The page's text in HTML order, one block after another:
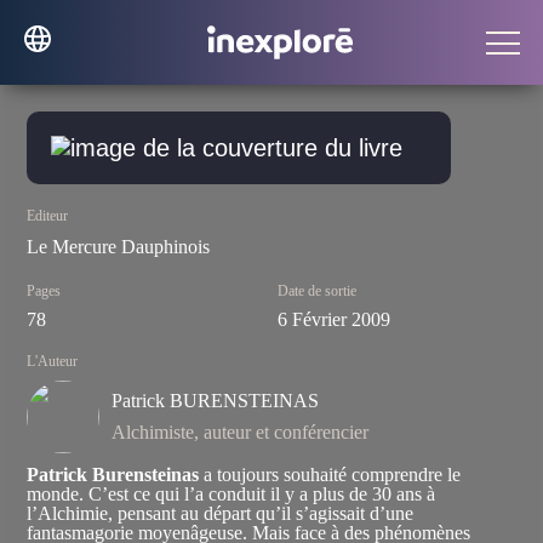
Editeur
Le Mercure Dauphinois
Pages
78
Date de sortie
6 Février 2009
L'Auteur
Patrick BURENSTEINAS
Alchimiste, auteur et conférencier
Patrick Burensteinas a toujours souhaité comprendre le
monde. C’est ce qui l’a conduit il y a plus de 30 ans à
l’Alchimie, pensant au départ qu’il s’agissait d’une
fantasmagorie moyenâgeuse. Mais face à des phénomènes